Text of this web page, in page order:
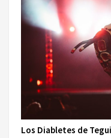
Los Diabletes de